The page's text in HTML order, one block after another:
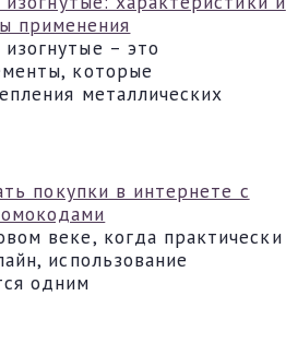
применения
– это
которые
металлических
покупки в интернете с
веке, когда практически
использование
одним